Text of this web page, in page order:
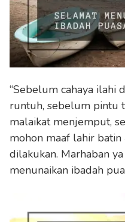
“Sebelum cahaya ilahi
runtuh, sebelum pintu
malaikat menjemput,
mohon maaf lahir batin
dilakukan. Marhaban
menunaikan ibadah